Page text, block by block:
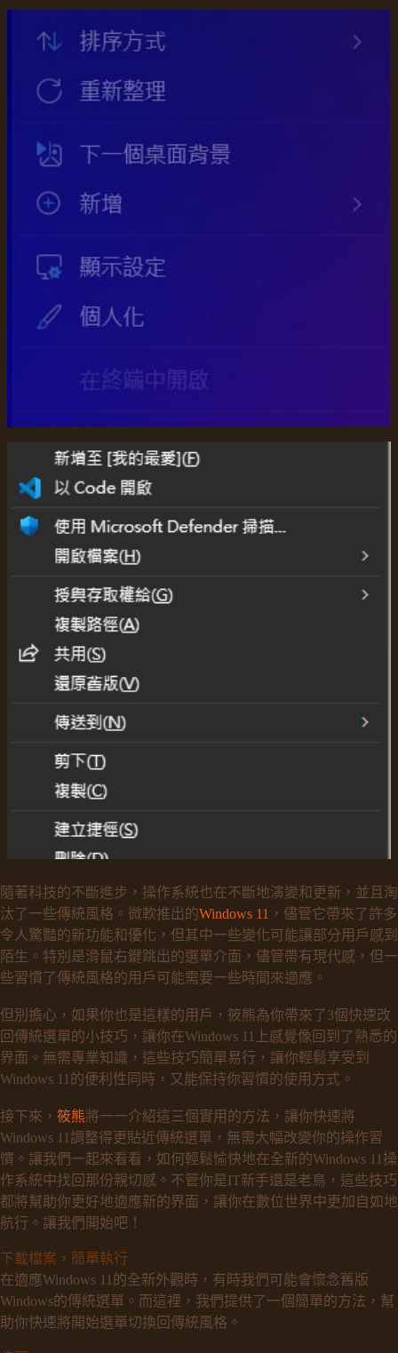
隨著科技的不斷進步，操作系統也在不斷地演變和更新，並且淘
汰了一些傳統風格。微軟推出的Windows 11 ，儘管它帶來了許多
令人驚豔的新功能和優化，但其中一些變化可能讓部分用戶感到
陌生。特別是滑鼠右鍵跳出的選單介面，儘管帶有現代感，但一
些習慣了傳統風格的用戶可能需要一些時間來適應。
但別擔心，如果你也是這樣的用戶，筱熊為你帶來了3個快速改
回傳統選單的小技巧，讓你在Windows 11上感覺像回到了熟悉的
界面。無需專業知識，這些技巧簡單易行，讓你輕鬆享受到
Windows 11的便利性同時，又能保持你習慣的使用方式。
接下來， 筱熊將一一介紹這三個實用的方法，讓你快速將
Windows 11調整得更貼近傳統選單，無需大幅改變你的操作習
慣。讓我們一起來看看，如何輕鬆愉快地在全新的Windows 11操
作系統中找回那份親切感。不管你是IT新手還是老鳥，這些技巧
都將幫助你更好地適應新的界面，讓你在數位世界中更加自如地
航行。讓我們開始吧！
下載檔案，簡單執行
在適應Windows 11的全新外觀時，有時我們可能會懷念舊版
Windows的傳統選單。而這裡，我們提供了一個簡單的方法，幫
助你快速將開始選單切換回傳統風格。